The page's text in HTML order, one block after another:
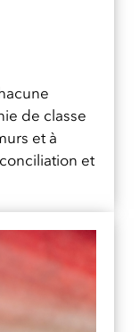
de classe
et à
et